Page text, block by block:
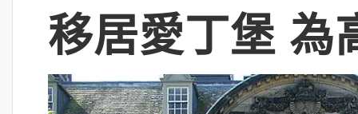
移居愛丁堡 為